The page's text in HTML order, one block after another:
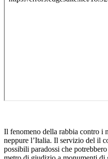
Il fenomeno della rabbia contro i
neppure l’Italia. Il servizio del il
possibili paradossi che